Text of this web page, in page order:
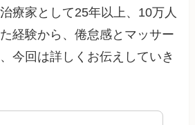
療家として25年以上、10万人
経験から、倦怠感とマッサー
今回は詳しくお伝えしていき